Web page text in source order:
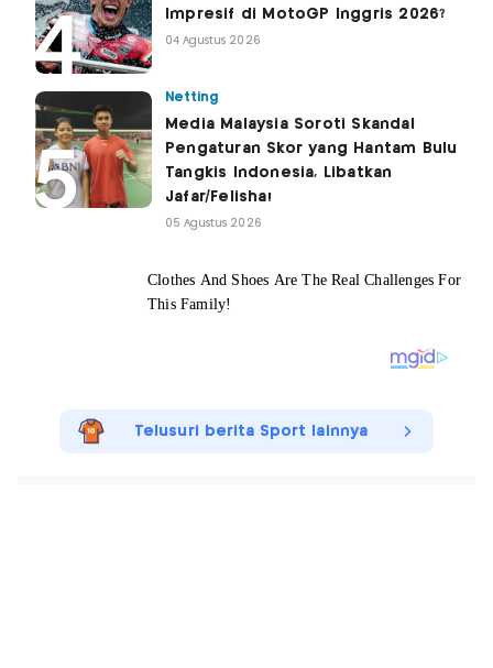
Impresif di MotoGP Inggris 2026?
04 Agustus 2026
Netting
Media Malaysia Soroti Skandal
Pengaturan Skor yang Hantam Bulu
Tangkis Indonesia, Libatkan
Jafar/Felisha!
05 Agustus 2026
Telusuri berita Sport lainnya